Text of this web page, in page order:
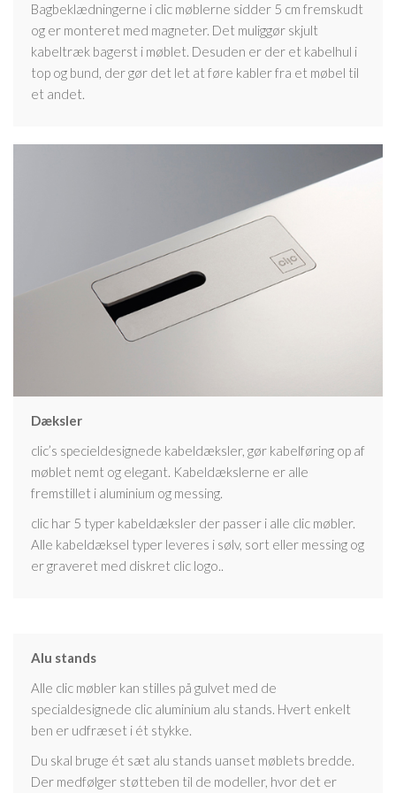
Bagbeklædningerne i clic møblerne sidder 5 cm fremskudt
og er monteret med magneter. Det muliggør skjult
kabeltræk bagerst i møblet. Desuden er der et kabelhul i
top og bund, der gør det let at føre kabler fra et møbel til
et andet.
Dæksler
clic’s specieldesignede kabeldæksler, gør kabelføring op af
møblet nemt og elegant. Kabeldækslerne er alle
fremstillet i aluminium og messing.
clic har 5 typer kabeldæksler der passer i alle clic møbler.
Alle kabeldæksel typer leveres i sølv, sort eller messing og
er graveret med diskret clic logo..
Alu stands
Alle clic møbler kan stilles på gulvet med de
specialdesignede clic aluminium alu stands. Hvert enkelt
ben er udfræset i ét stykke.
Du skal bruge ét sæt alu stands uanset møblets bredde.
Der medfølger støtteben til de modeller, hvor det er